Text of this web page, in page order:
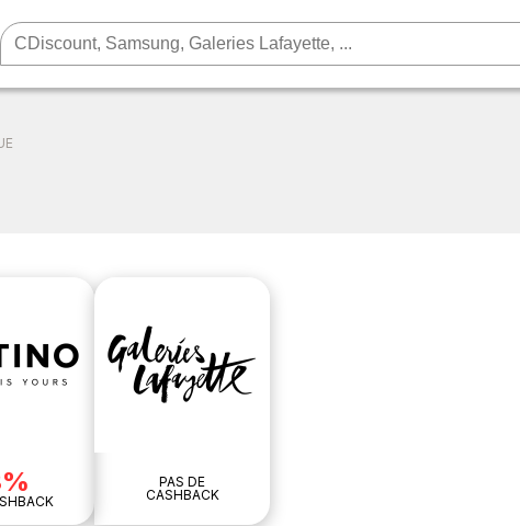
PAS DE
CASHBACK